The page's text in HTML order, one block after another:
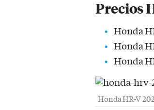
Precios
Honda
Honda
Honda
Honda HR-V